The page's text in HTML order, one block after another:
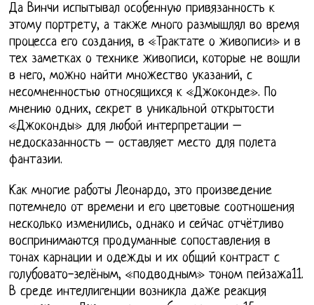
Да Винчи испытывал особенную привязанность к
этому портрету, а также много размышлял во время
процесса его создания, в «Трактате о живописи» и в
тех заметках о технике живописи, которые не вошли
в него, можно найти множество указаний, с
несомненностью относящихся к «Джоконде». По
мнению одних, секрет в уникальной открытости
«Джоконды» для любой интерпретации –
недосказанность – оставляет место для полета
фантазии.
Как многие работы Леонардо, это произведение
потемнело от времени и его цветовые соотношения
несколько изменились, однако и сейчас отчётливо
воспринимаются продуманные сопоставления в
тонах карнации и одежды и их общий контраст с
голубовато-зелёным, «подводным» тоном пейзажа11.
В среде интеллигенции возникла даже реакция